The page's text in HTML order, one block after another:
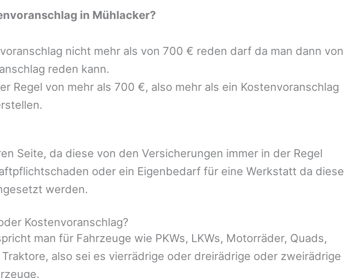
in Mühlacker?
nicht mehr als von 700 € reden darf da man dann von
reden kann.
Regel von mehr als 700 €, also mehr als ein Kostenvoranschlag
Seite, da diese von den Versicherungen immer in der Regel
oder ein Eigenbedarf für eine Werkstatt da diese
werden.
Kostenvoranschlag?
man für Fahrzeuge wie PKWs, LKWs, Motorräder, Quads,
also sei es vierrädrige oder dreirädrige oder zweirädrige